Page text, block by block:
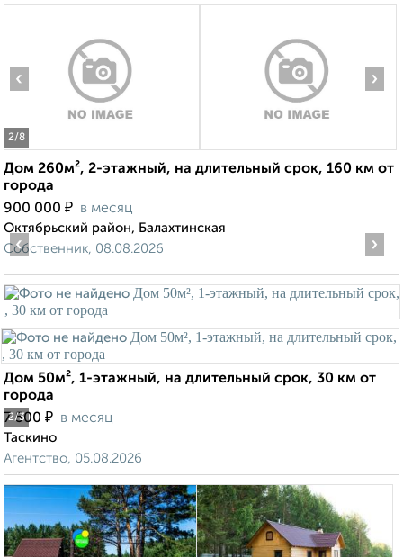
2/8
‹ ›
Дом 260м², 2-этажный, на длительный срок, 160 км от
города
900 000 ₽ в месяц
Октябрьский район, Балахтинская
Собственник, 08.08.2026
2/3
‹ ›
Дом 50м², 1-этажный, на длительный срок, 30 км от
города
7 500 ₽ в месяц
Таскино
Агентство, 05.08.2026